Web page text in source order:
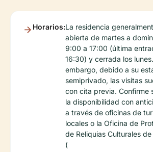
Horarios:La residencia
abierta de martes a
9:00 a 17:00 (última
16:30) y cerrada los
embargo, debido a su
semiprivado, las visitas
con cita previa. Confirme
la disponibilidad con
a través de oficinas de
locales o la Oficina de
de Reliquias Culturales de
(